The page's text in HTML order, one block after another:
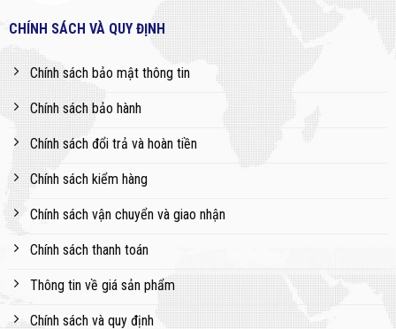
CHÍNH SÁCH VÀ QUY ĐỊNH
Chính sách bảo mật thông tin
Chính sách bảo hành
Chính sách đổi trả và hoàn tiền
Chính sách kiểm hàng
Chính sách vận chuyển và giao nhận
Chính sách thanh toán
Thông tin về giá sản phẩm
Chính sách và quy định